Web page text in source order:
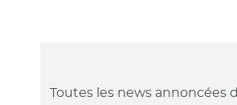
Toutes les news annoncées